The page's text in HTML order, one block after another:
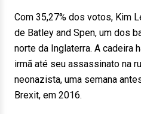
Com 35,27% dos votos, Kim
de Batley and Spen, um dos
norte da Inglaterra. A cadeira
irmã até seu assassinato na
neonazista, uma semana
Brexit, em 2016.